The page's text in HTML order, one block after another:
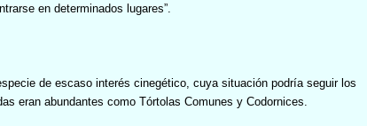
en determinados lugares”.
de escaso interés cinegético, cuya situación podría seguir los
eran abundantes como Tórtolas Comunes y Codornices.